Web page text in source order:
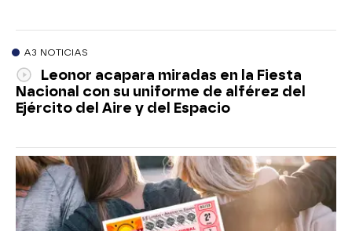
A3 NOTICIAS
Leonor acapara miradas en la Fiesta
Nacional con su uniforme de alférez del
Ejército del Aire y del Espacio